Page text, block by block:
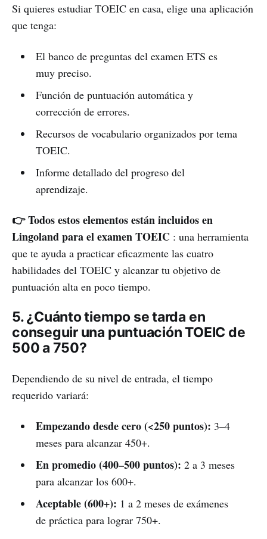
Si quieres estudiar TOEIC en casa, elige una aplicación
que tenga:
El banco de preguntas del examen ETS es
muy preciso.
Función de puntuación automática y
corrección de errores.
Recursos de vocabulario organizados por tema
TOEIC.
Informe detallado del progreso del
aprendizaje.
👉 Todos estos elementos están incluidos en
Lingoland para el examen TOEIC : una herramienta
que te ayuda a practicar eficazmente las cuatro
habilidades del TOEIC y alcanzar tu objetivo de
puntuación alta en poco tiempo.
5. ¿Cuánto tiempo se tarda en
conseguir una puntuación TOEIC de
500 a 750?
Dependiendo de su nivel de entrada, el tiempo
requerido variará:
Empezando desde cero (<250 puntos): 3–4
meses para alcanzar 450+.
En promedio (400–500 puntos): 2 a 3 meses
para alcanzar los 600+.
Aceptable (600+): 1 a 2 meses de exámenes
de práctica para lograr 750+.